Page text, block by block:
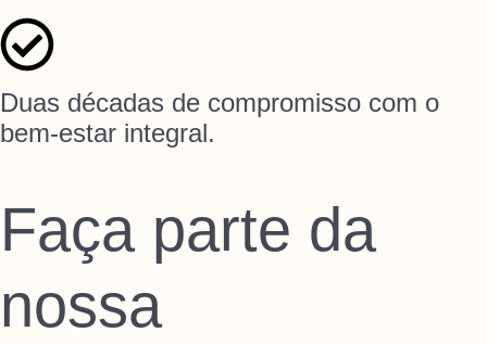
Duas décadas de compromisso com o
bem-estar integral.
Faça parte da
nossa